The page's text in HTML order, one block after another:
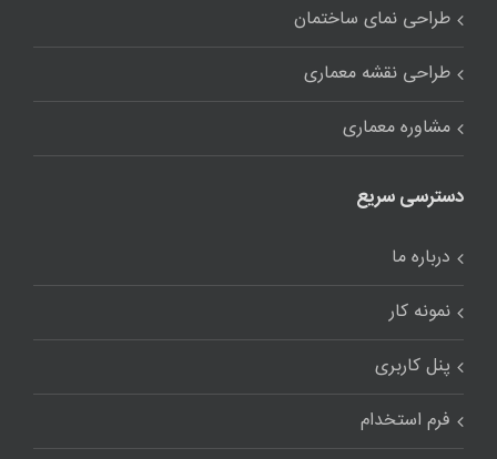
طراحی نمای ساختمان
طراحی نقشه معماری
مشاوره معماری
دسترسی سریع
درباره ما
نمونه کار
پنل کاربری
فرم استخدام